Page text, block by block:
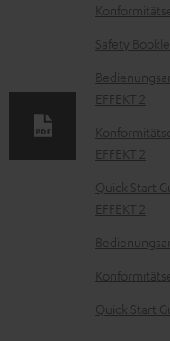
m
e
n
t
e
z
u
m
H
r
Safety
EFFEKT 2
EFFEKT 2
Quick Start
EFFEKT 2
Quick Start